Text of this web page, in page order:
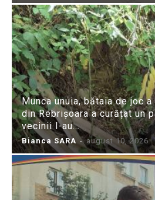
Munca unuia, bătaia de joc
din Rebrișoara a curățat un
vecinii l-au...
Bianca SARA - august 10, 2026